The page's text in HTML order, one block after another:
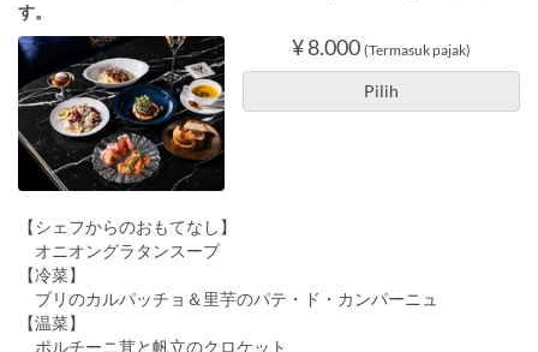
す。
¥ 8.000 (Termasuk pajak)
Pilih
【シェフからのおもてなし】
オニオングラタンスープ
【冷菜】
ブリのカルパッチョ＆里芋のパテ・ド・カンパーニュ
【温菜】
ポルチーニ茸と帆立のクロケット